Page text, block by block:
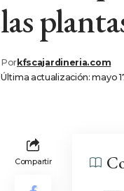
las
Última actualización: mayo
Porkfscajardineria.com
Compartir